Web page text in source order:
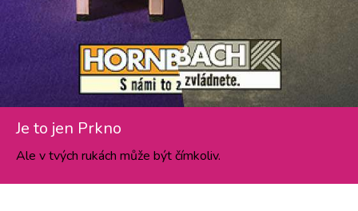
Je to jen Prkno
Ale v tvých rukách může být čímkoliv.